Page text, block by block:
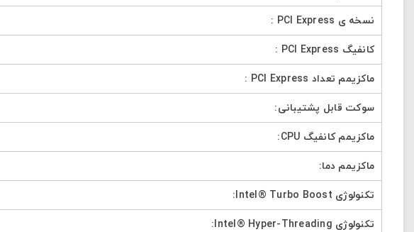
نسخه ی PCI Express :
کانفیگ PCI Express :
ماکزیمم تعداد PCI Express :
سوکت قابل پشتیبانی:
ماکزیمم کانفیگ CPU:
ماکزیمم دما:
تکنولوژی Intel® Turbo Boost:
تکنولوژی Intel® Hyper-Threading: